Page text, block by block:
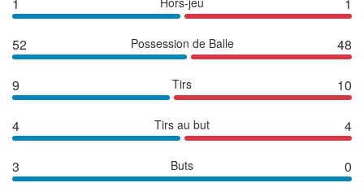
52 Possession de Balle 48
9 Tirs 10
4 Tirs au but 4
3 Buts 0